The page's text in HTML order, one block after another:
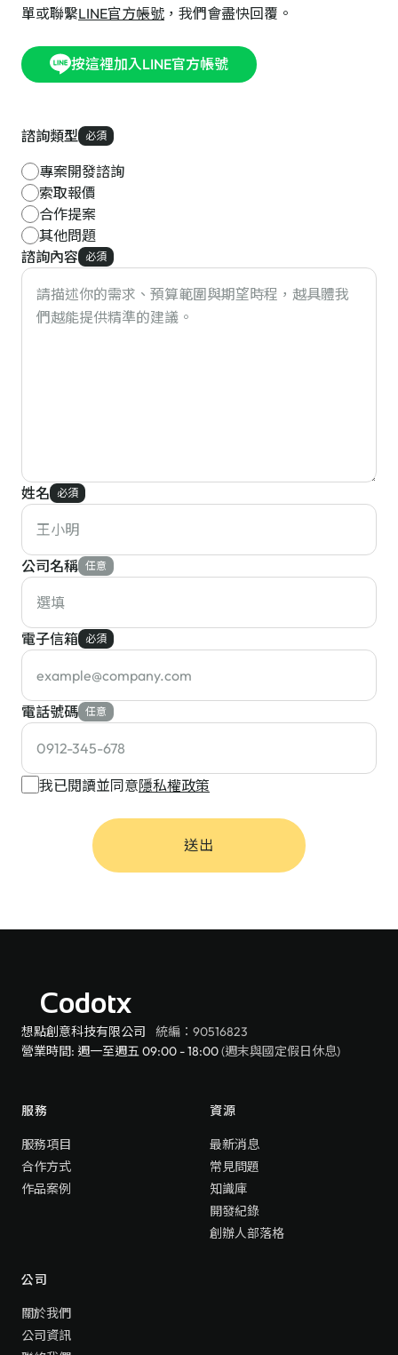
單或聯繫LINE官方帳號 ，我們會盡快回覆。
按這裡加入LINE官方帳號
諮詢類型 必須
專案開發諮詢
索取報價
合作提案
其他問題
諮詢內容 必須
姓名 必須
公司名稱 任意
電子信箱 必須
電話號碼 任意
我已閱讀並同意隱私權政策
送出
Codotx
想點創意科技有限公司
統編：90516823
營業時間: 週一至週五 09:00 - 18:00(週末與國定假日休息)
服務
服務項目
合作方式
作品案例
資源
最新消息
常見問題
知識庫
開發紀錄
創辦人部落格
公司
關於我們
公司資訊